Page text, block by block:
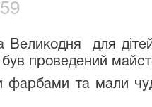
Великодня для
був проведений
фарбами та мали